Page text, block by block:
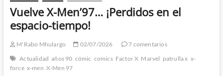
Vuelve X-Men’97… ¡Perdidos en el
espacio-tiempo!
M'Rabo Mhulargo 02/07/2026
7 comentarios
Actualidad años 90 cómic comics Factor X Marvel patrulla x x-
force x-men X-Men 97